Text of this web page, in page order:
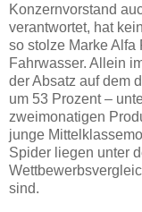
Konzernvorstand
verantwortet, hat
so stolze Marke Alfa
Fahrwasser. Allein
der Absatz auf dem
um 53 Prozent –
zweimonatigen
junge
Spider liegen unter
sind.